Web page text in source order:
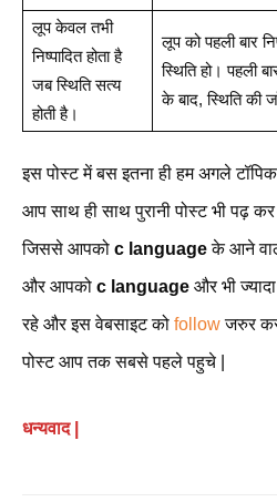
लूप केवल तभी
निष्पादित होता है
जब स्थिति सत्य
होती है।
लूप को पहली बार
स्थिति हो। पहली
के बाद, स्थिति की
इस पोस्ट में बस इतना ही हम अगले
आप साथ ही साथ पुरानी पोस्ट भी पढ़
जिससे आपको c languageके आने
और आपको c language और भी
रहे और इस वेबसाइट को followजरुर
पोस्ट आप तक सबसे पहले पहुचे |
धन्यवाद |